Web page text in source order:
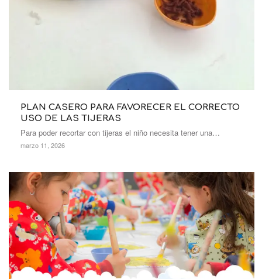
PLAN CASERO PARA FAVORECER EL CORRECTO
USO DE LAS TIJERAS
Para poder recortar con tijeras el niño necesita tener una…
marzo 11, 2026